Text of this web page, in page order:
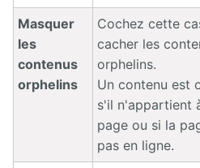
Masquer
les
contenus
orphelins
Cochez cette
cacher les
orphelins.
Un contenu est
s'il n'appartient
page ou si la
pas en ligne.